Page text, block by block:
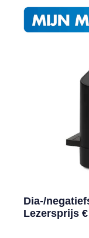
Dia-/
Lezersprijs €